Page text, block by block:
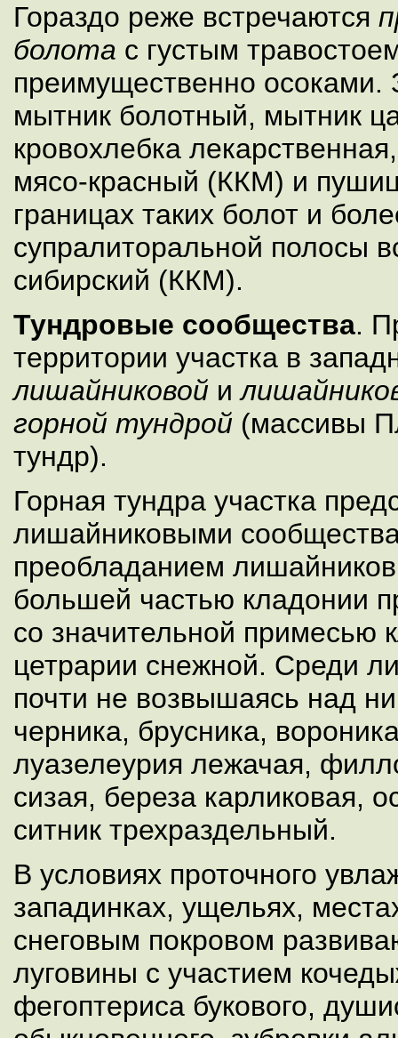
Гораздо реже встречаются
болота с густым
преимущественно осоками.
мытник болотный, мытник
кровохлебка
мясо-красный (ККМ) и
границах таких болот и
супралиторальной полосы
сибирский (ККМ).
Тундровые сообщества.
территории участка в
лишайниковой и
горной тундрой (массивы
тундр).
Горная тундра участка
лишайниковыми
преобладанием
большей частью кладонии
со значительной примесью
цетрарии снежной. Среди
почти не возвышаясь над
черника, брусника,
луазелеурия лежачая,
сизая, береза карликовая,
ситник трехраздельный.
В условиях проточного
западинках, ущельях,
снеговым покровом
луговины с участием
фегоптериса букового,